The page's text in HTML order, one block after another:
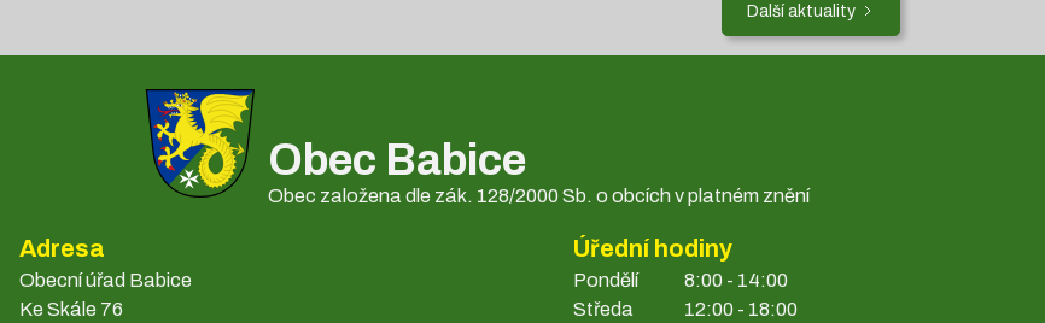
Další aktuality
Obec Babice
Obec založena dle zák. 128/2000 Sb. o obcích v platném znění
Adresa
Obecní úřad Babice
Ke Skále 76
Úřední hodiny
Pondělí
Středa
8:00 - 14:00
12:00 - 18:00